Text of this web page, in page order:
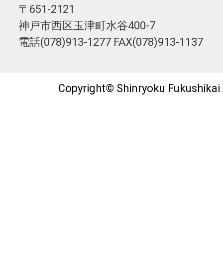
〒651-2121
神戸市西区玉津町水谷400-7
電話(078)913-1277 FAX(078)913-1137
Copyright© Shinryoku